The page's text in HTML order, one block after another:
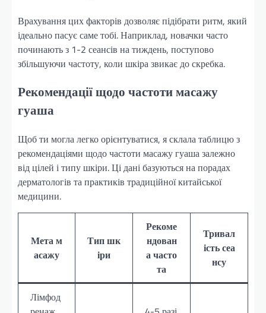
Врахування цих факторів дозволяє підібрати ритм, який
ідеально пасує саме тобі. Наприклад, новачки часто
починають з 1-2 сеансів на тиждень, поступово
збільшуючи частоту, коли шкіра звикає до скребка.
Рекомендації щодо частоти масажу
гуаша
Щоб ти могла легко орієнтуватися, я склала таблицю з
рекомендаціями щодо частоти масажу гуаша залежно
від цілей і типу шкіри. Ці дані базуються на порадах
дерматологів та практиків традиційної китайської
медицини.
Мета м
асажу
Тип шк
іри
Рекоме
ндован
а часто
та
Тривал
ість сеа
нсу
Лімфод